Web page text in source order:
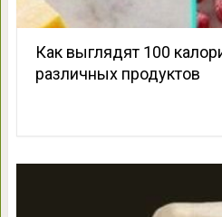
Как выглядят 100
различных продуктов